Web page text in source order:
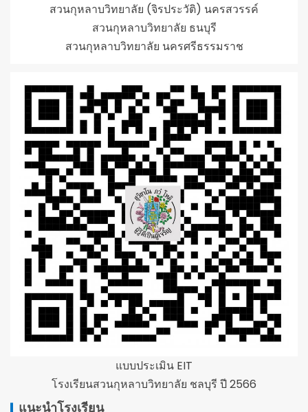
สวนกุหลาบวิทยาลัย (จิรประวัติ) นครสวรรค์
สวนกุหลาบวิทยาลัย ธนบุรี
สวนกุหลาบวิทยาลัย นครศรีธรรมราช
แบบประเมิน EIT
โรงเรียนสวนกุหลาบวิทยาลัย ชลบุรี ปี 2566
แนะนำโรงเรียน